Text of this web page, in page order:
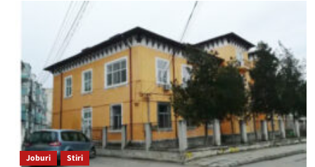
Joburi Stiri